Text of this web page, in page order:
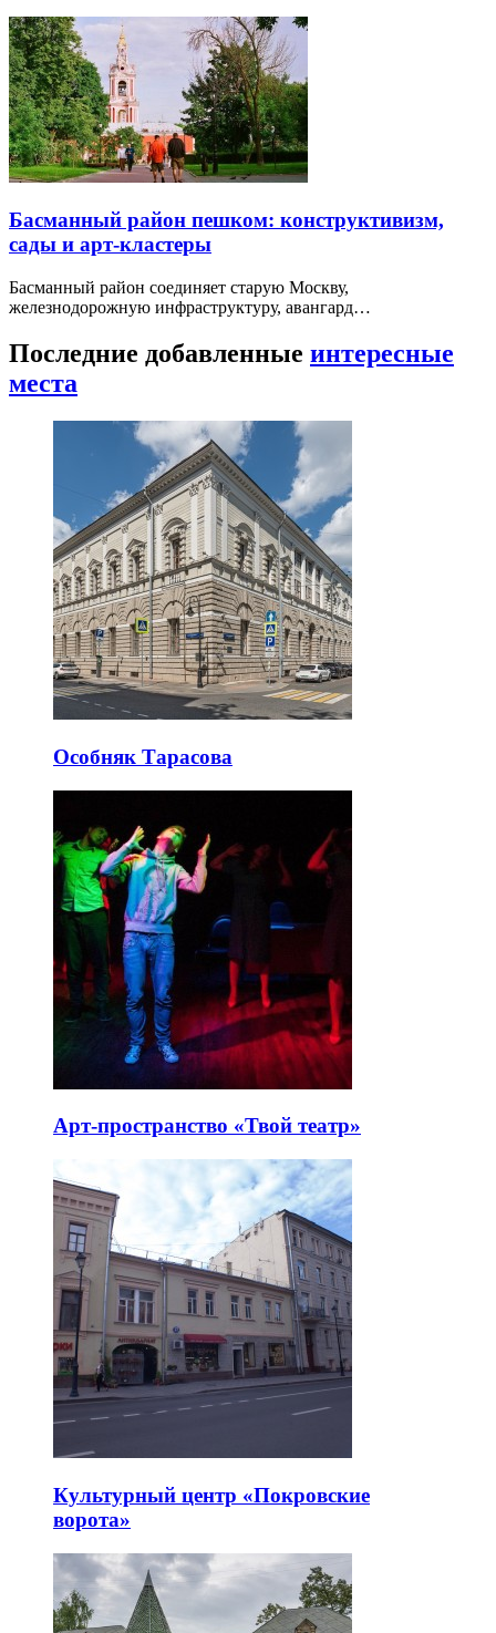
Басманный район пешком: конструктивизм,
сады и арт-кластеры
Басманный район соединяет старую Москву,
железнодорожную инфраструктуру, авангард…
Последние добавленные интересные
места
Особняк Тарасова
Арт-пространство «Твой театр»
Культурный центр «Покровские
ворота»